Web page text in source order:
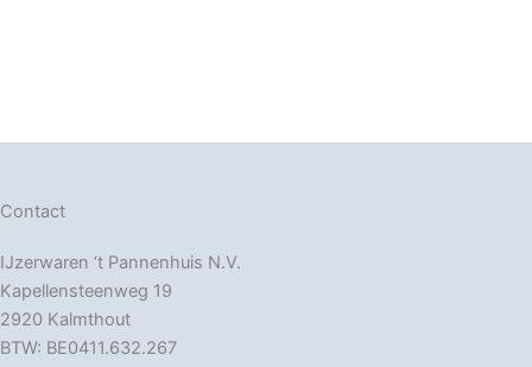
Contact
IJzerwaren ‘t Pannenhuis N.V.
Kapellensteenweg 19
2920 Kalmthout
BTW: BE0411.632.267